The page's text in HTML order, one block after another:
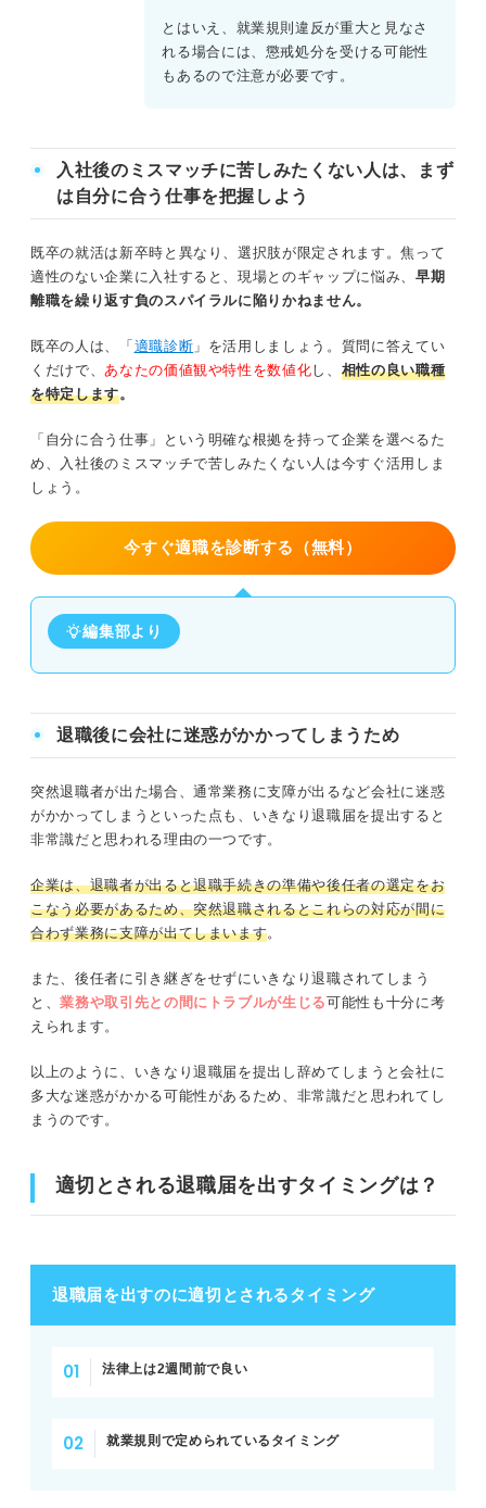
とはいえ、就業規則違反が重大と見なさ
れる場合には、懲戒処分を受ける可能性
もあるので注意が必要です。
入社後のミスマッチに苦しみたくない人は、まず
は自分に合う仕事を把握しよう
既卒の就活は新卒時と異なり、選択肢が限定されます。焦って
適性のない企業に入社すると、現場とのギャップに悩み、 早期
離職を繰り返す負のスパイラルに陥りかねません。
既卒の人は、「 適職診断 」を活用しましょう。質問に答えてい
くだけで、あなたの価値観や特性を数値化し、 相性の良い職種
を特定します。
「自分に合う仕事」という明確な根拠を持って企業を選べるた
め、入社後のミスマッチで苦しみたくない人は今すぐ活用しま
しょう。
今すぐ適職を診断する（無料）
編集部より
退職後に会社に迷惑がかかってしまうため
突然退職者が出た場合、通常業務に支障が出るなど会社に迷惑
がかかってしまうといった点も、いきなり退職届を提出すると
非常識だと思われる理由の一つです。
企業は、退職者が出ると退職手続きの準備や後任者の選定をお
こなう必要があるため、突然退職されるとこれらの対応が間に
合わず業務に支障が出てしまいます。
また、後任者に引き継ぎをせずにいきなり退職されてしまう
と、業務や取引先との間にトラブルが生じる可能性も十分に考
えられます。
以上のように、いきなり退職届を提出し辞めてしまうと会社に
多大な迷惑がかかる可能性があるため、非常識だと思われてし
まうのです。
適切とされる退職届を出すタイミングは？
退職届を出すのに適切とされるタイミング
法律上は2週間前で良い
就業規則で定められているタイミング